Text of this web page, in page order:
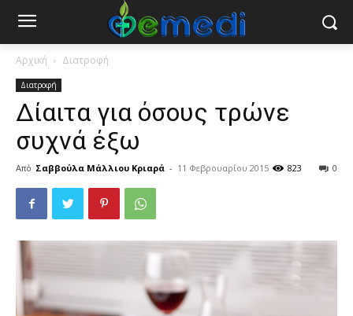
Αρχική Διατροφή
Διατροφή
Δίαιτα για όσους τρώνε
συχνά έξω
Από Σαββούλα Μάλλιου Κριαρά - 11 Φεβρουαρίου 2015 0
823